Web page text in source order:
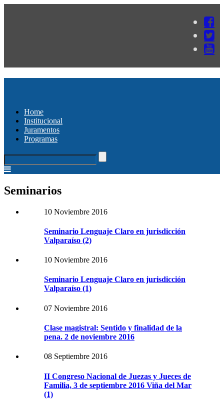
Home
Institucional
Juramentos
Programas
Seminarios
10 Noviembre 2016
Seminario Lenguaje Claro en jurisdicción
Valparaíso (2)
10 Noviembre 2016
Seminario Lenguaje Claro en jurisdicción
Valparaíso (1)
07 Noviembre 2016
Clase magistral: Sentido y finalidad de la
pena. 2 de noviembre 2016
08 Septiembre 2016
II Congreso Nacional de Juezas y Jueces de
Familia, 3 de septiembre 2016 Viña del Mar
(1)